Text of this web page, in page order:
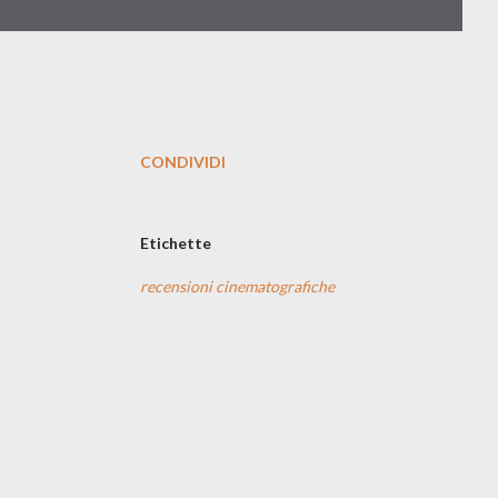
CONDIVIDI
Etichette
recensioni cinematografiche